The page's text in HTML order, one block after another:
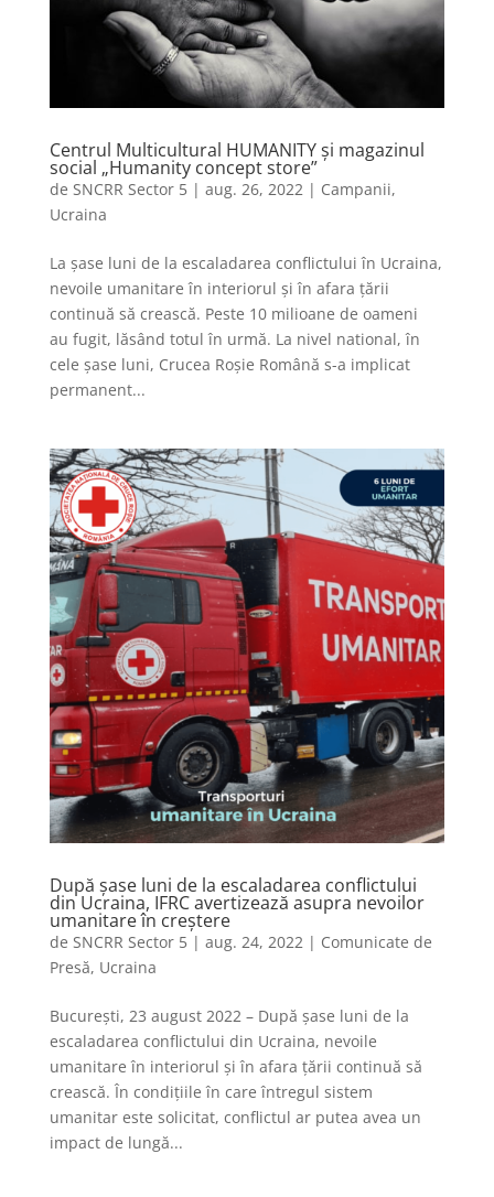
Centrul Multicultural HUMANITY și magazinul
social „Humanity concept store”
de SNCRR Sector 5| aug. 26, 2022| Campanii,
Ucraina
La șase luni de la escaladarea conflictului în Ucraina,
nevoile umanitare în interiorul și în afara țării
continuă să crească. Peste 10 milioane de oameni
au fugit, lăsând totul în urmă. La nivel national, în
cele șase luni, Crucea Roșie Română s-a implicat
permanent...
După șase luni de la escaladarea conflictului
din Ucraina, IFRC avertizează asupra nevoilor
umanitare în creștere
de SNCRR Sector 5| aug. 24, 2022| Comunicate de
Presă, Ucraina
București, 23 august 2022 – După șase luni de la
escaladarea conflictului din Ucraina, nevoile
umanitare în interiorul și în afara țării continuă să
crească. În condițiile în care întregul sistem
umanitar este solicitat, conflictul ar putea avea un
impact de lungă...